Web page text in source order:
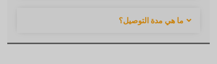
ما هي مدة التوصيل؟